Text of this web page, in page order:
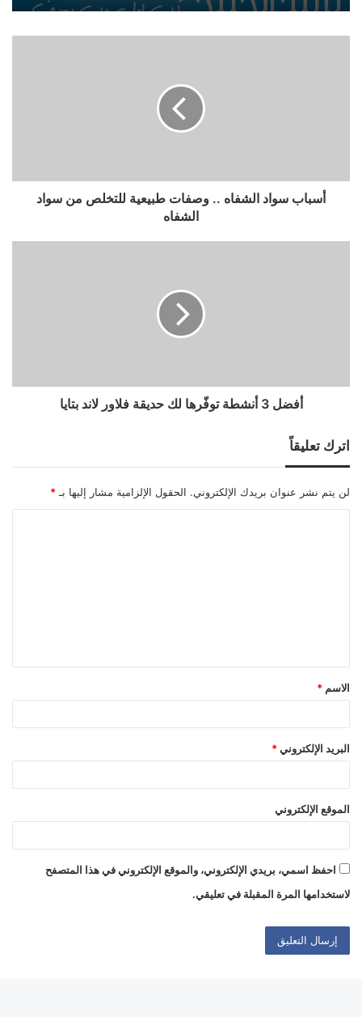
أسباب سواد الشفاه .. وصفات طبيعية للتخلص من سواد
الشفاه
أفضل 3 أنشطة توفّرها لك حديقة فلاور لاند بتايا
اترك تعليقاً
لن يتم نشر عنوان بريدك الإلكتروني. الحقول الإلزامية مشار إليها بـ *
ق
*
الاسم *
البريد الإلكتروني *
الموقع الإلكتروني
احفظ اسمي، بريدي الإلكتروني، والموقع الإلكتروني في هذا المتصفح
لاستخدامها المرة المقبلة في تعليقي.